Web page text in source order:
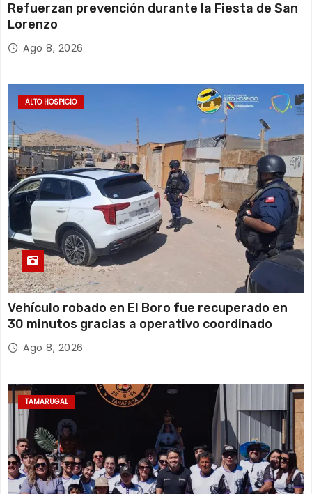
Refuerzan prevención durante la Fiesta de San
Lorenzo
Ago 8, 2026
ALTO HOSPICIO
Vehículo robado en El Boro fue recuperado en
30 minutos gracias a operativo coordinado
Ago 8, 2026
TAMARUGAL